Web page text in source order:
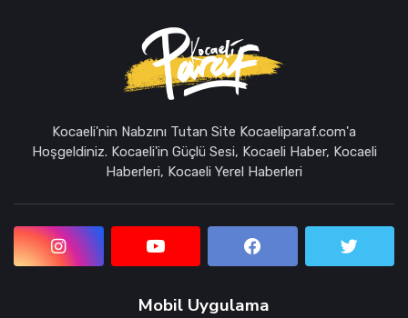
Kocaeli'nin Nabzını Tutan Site Kocaeliparaf.com'a
Hoşgeldiniz. Kocaeli'in Güçlü Sesi, Kocaeli Haber, Kocaeli
Haberleri, Kocaeli Yerel Haberleri
Mobil Uygulama